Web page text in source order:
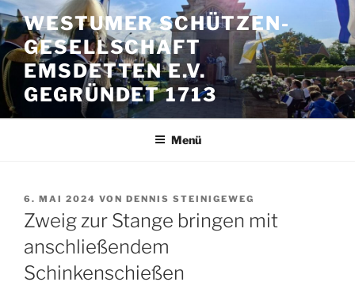
Zum
Inhalt
springen
WESTUMER SCHÜTZEN-
GESELLSCHAFT
EMSDETTEN E.V.
GEGRÜNDET 1713
Menü
VERÖFFENTLICHT
AM
6. MAI 2024 VON DENNIS STEINIGEWEG
Zweig zur Stange bringen mit
anschließendem
Schinkenschießen